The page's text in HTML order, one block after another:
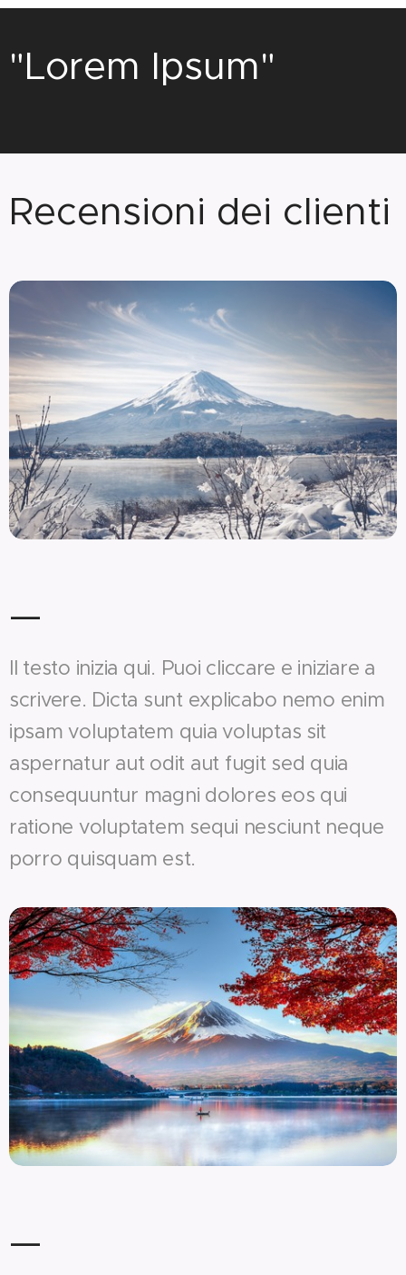
"Lorem Ipsum"
Recensioni dei clienti
—
Il testo inizia qui. Puoi cliccare e iniziare a
scrivere. Dicta sunt explicabo nemo enim
ipsam voluptatem quia voluptas sit
aspernatur aut odit aut fugit sed quia
consequuntur magni dolores eos qui
ratione voluptatem sequi nesciunt neque
porro quisquam est.
—